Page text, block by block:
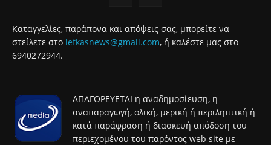
Καταγγελίες, παράπονα και απόψεις σας, μπορείτε να
στείλετε στο lefkasnews@gmail.com, ή καλέστε μας στο
6940272944.
ΑΠΑΓΟΡΕΥΕΤΑΙ η αναδημοσίευση, η
αναπαραγωγή, ολική, μερική ή περιληπτική ή
κατά παράφραση ή διασκευή απόδοση του
περιεχομένου του παρόντος web site με